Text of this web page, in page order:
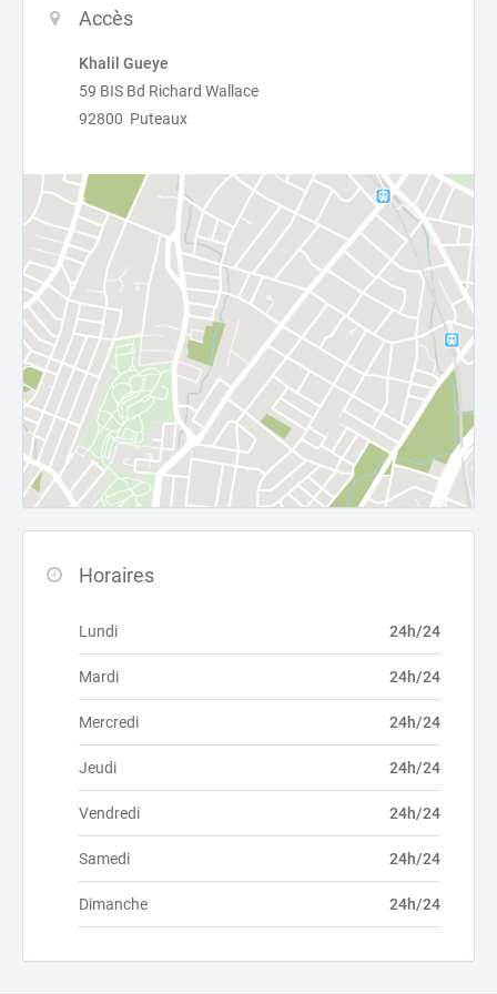
Accès
Khalil Gueye
59 BIS Bd Richard Wallace
92800 Puteaux
Horaires
Lundi 24h/24
Mardi 24h/24
Mercredi 24h/24
Jeudi 24h/24
Vendredi 24h/24
Samedi 24h/24
Dimanche 24h/24